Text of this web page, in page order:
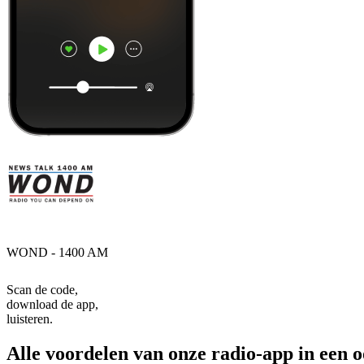
WOND - 1400 AM
Scan de code,
download de app,
luisteren.
Alle voordelen van onze radio-app in een